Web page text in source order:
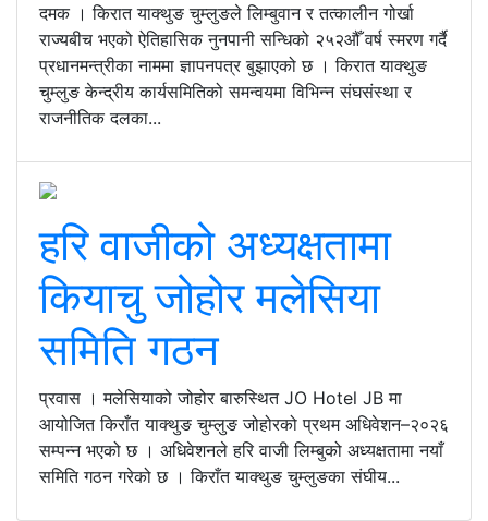
दमक । किरात याक्थुङ चुम्लुङले लिम्बुवान र तत्कालीन गोर्खा
राज्यबीच भएको ऐतिहासिक नुनपानी सन्धिको २५२औँ वर्ष स्मरण गर्दै
प्रधानमन्त्रीका नाममा ज्ञापनपत्र बुझाएको छ । किरात याक्थुङ
चुम्लुङ केन्द्रीय कार्यसमितिको समन्वयमा विभिन्न संघसंस्था र
राजनीतिक दलका...
हरि वाजीको अध्यक्षतामा
कियाचु जोहोर मलेसिया
समिति गठन
प्रवास । मलेसियाको जोहोर बारुस्थित JO Hotel JB मा
आयोजित किराँत याक्थुङ चुम्लुङ जोहोरको प्रथम अधिवेशन–२०२६
सम्पन्न भएको छ । अधिवेशनले हरि वाजी लिम्बुको अध्यक्षतामा नयाँ
समिति गठन गरेको छ । किराँत याक्थुङ चुम्लुङका संघीय...